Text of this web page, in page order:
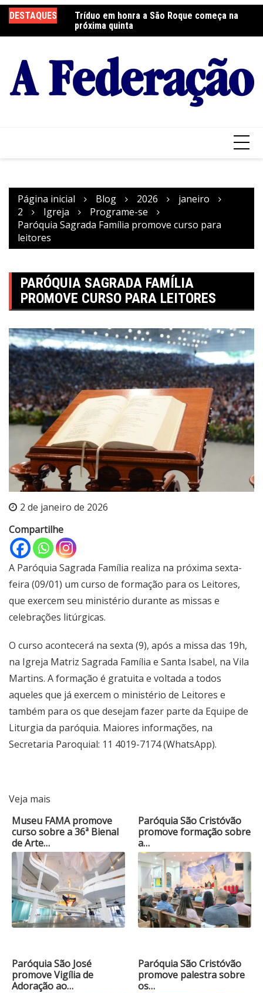
para
o
DESTAQUES
neste sábado
Tríduo em honra a São Roque começa na
próxima quinta
Página inicial Blog 2026
janeiro
2
Igreja
Programe-se
Paróquia Sagrada Família promove curso para
leitores
PARÓQUIA SAGRADA FAMÍLIA
PROMOVE CURSO PARA LEITORES
2 de janeiro de 2026
Compartilhe
A Paróquia Sagrada Família realiza na próxima sexta-
feira (09/01) um curso de formação para os Leitores,
que exercem seu ministério durante as missas e
celebrações litúrgicas.
O curso acontecerá na sexta (9), após a missa das 19h,
na Igreja Matriz Sagrada Família e Santa Isabel, na Vila
Martins. A formação é gratuita e voltada a todos
aqueles que já exercem o ministério de Leitores e
também para os que desejam fazer parte da Equipe de
Liturgia da paróquia. Maiores informações, na
Secretaria Paroquial: 11 4019-7174 (WhatsApp).
Veja mais
Museu FAMA promove
curso sobre a 36ª Bienal
de Arte…
Paróquia São Cristóvão
promove formação sobre
a…
Paróquia São José
promove Vigília de
Adoração ao…
Paróquia São Cristóvão
promove palestra sobre
os…